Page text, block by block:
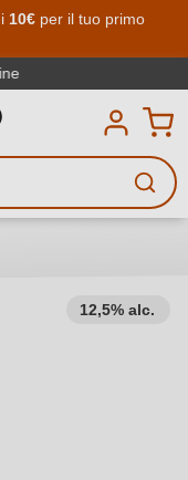
contenuto principale
10€per il tuo primo
12,5% alc.
vino,
altri